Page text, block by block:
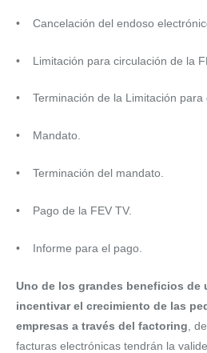
• Cancelación del endoso
• Limitación para circulación de la
• Terminación de la Limitación para
• Mandato.
• Terminación del mandato.
• Pago de la FEV TV.
• Informe para el pago.
Uno de los grandes beneficios de
incentivar el crecimiento de las
empresas a través del factoring ,
facturas electrónicas tendrán la